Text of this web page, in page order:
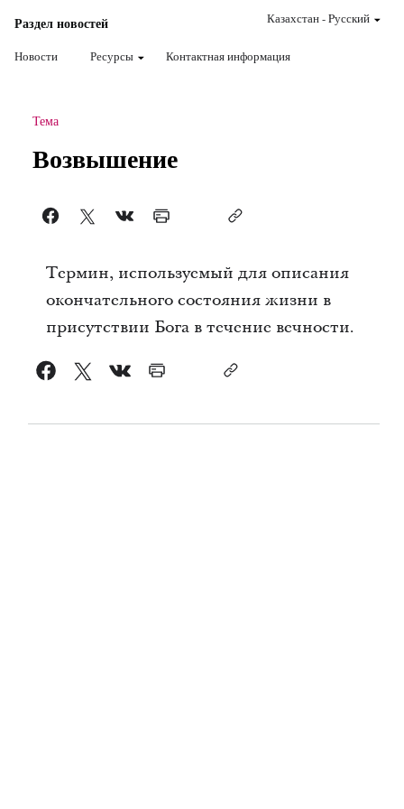
Раздел новостей
Новости Ресурсы Контактная информация
Казахстан-Pусский
Тема
Возвышение
Термин, используемый для описания
окончательного состояния жизни в
присутствии Бога в течение вечности.